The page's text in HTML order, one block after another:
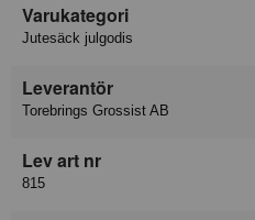
Varukategori
Jutesäck julgodis
Leverantör
Torebrings Grossist AB
Lev art nr
815